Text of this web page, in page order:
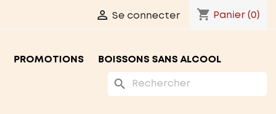
 Se connecter shopping_cart Panier (0)
PROMOTIONS BOISSONS SANS ALCOOL
search